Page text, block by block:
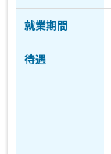
就業期間
待遇